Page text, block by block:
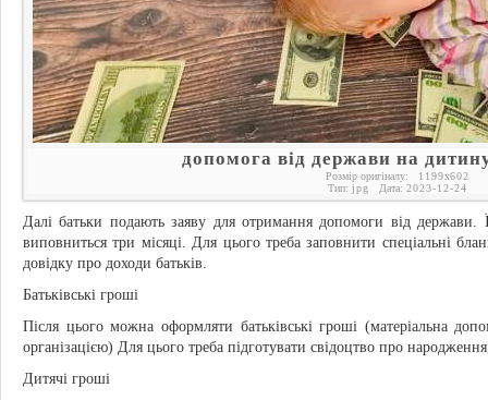
допомога від держави на
Розмір оригіналу: 1199x602
Тип: jpg Дата: 2023-12-24
Далі батьки подають заяву для отримання допомоги від держави.
виповниться три місяці. Для цього треба заповнити спеціальні
довідку про доходи батьків.
Батьківські гроші
Після цього можна оформляти батьківські гроші (матеріальна
організацією) Для цього треба підготувати свідоцтво про
Дитячі гроші